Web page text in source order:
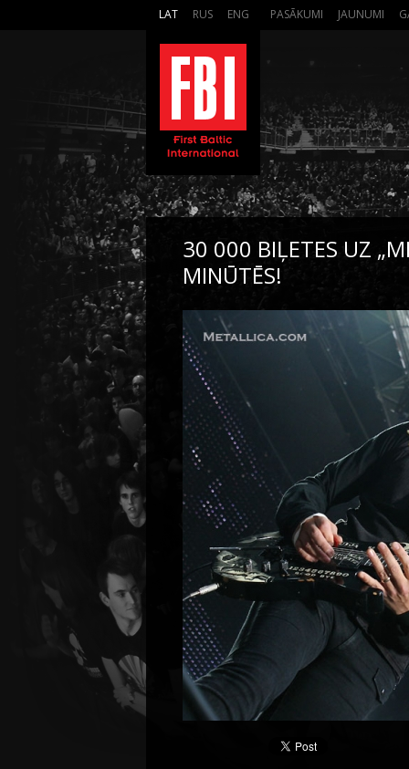
LAT RUS ENG PASĀKUMI JAUNUMI
30 000 BIĻETES UZ
MINŪTĒS!